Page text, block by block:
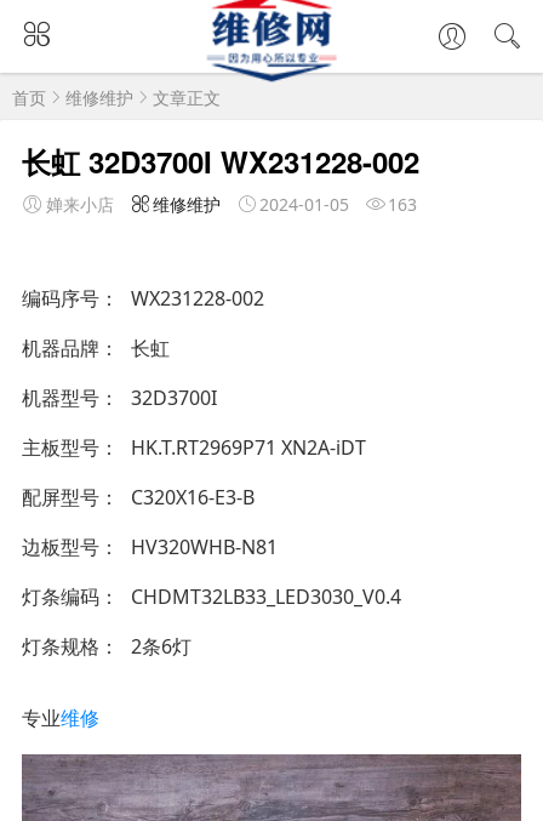
首页 维修维护 文章正文
长虹 32D3700I WX231228-002
婵来小店 维修维护 2024-01-05 163
编码序号
WX231228-002
机器品牌
长虹
机器型号
32D3700I
主板型号
HK.T.RT2969P71 XN2A-iDT
配屏型号
C320X16-E3-B
边板型号
HV320WHB-N81
灯条编码
CHDMT32LB33_LED3030_V0.4
灯条规格
2条6灯
专业维修